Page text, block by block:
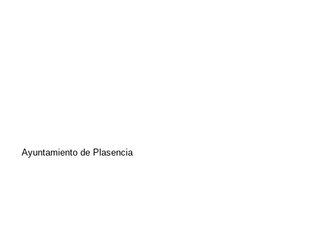
Ayuntamiento de Plasencia